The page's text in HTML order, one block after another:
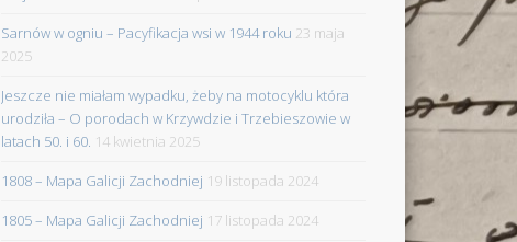
Sarnów w ogniu – Pacyfikacja wsi w 1944 roku 23 maja
2025
Jeszcze nie miałam wypadku, żeby na motocyklu która
urodziła – O porodach w Krzywdzie i Trzebieszowie w
latach 50. i 60. 14 kwietnia 2025
1808 – Mapa Galicji Zachodniej 19 listopada 2024
1805 – Mapa Galicji Zachodniej 17 listopada 2024